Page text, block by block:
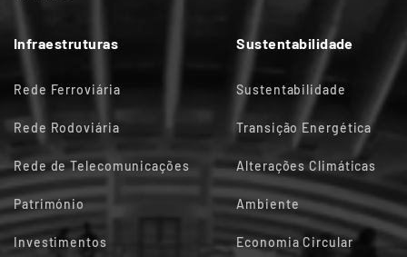
Infraestruturas
Rede Ferroviária
Rede Rodoviária
Rede de Telecomunicações
Património
Investimentos
Sustentabilidade
Sustentabilidade
Transição Energética
Alterações Climáticas
Ambiente
Economia Circular